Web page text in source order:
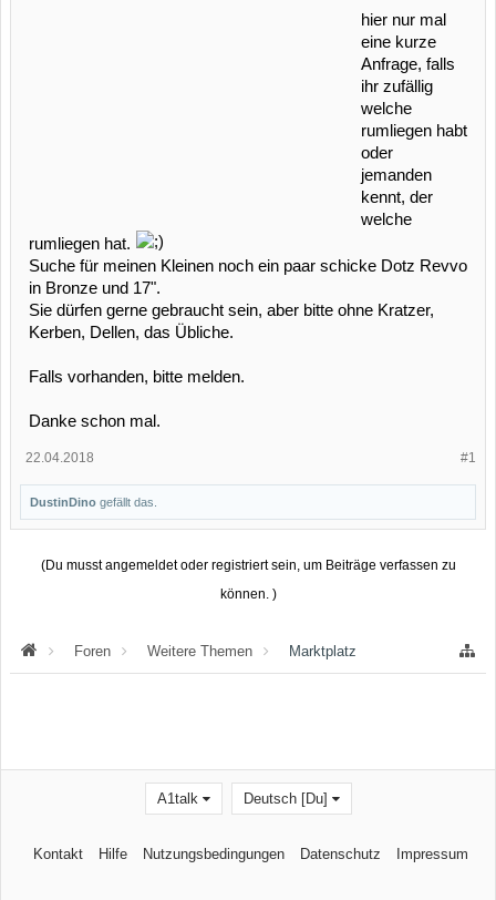
hier nur mal
eine kurze
Anfrage, falls
ihr zufällig
welche
rumliegen habt
oder
jemanden
kennt, der
welche
rumliegen hat.
Suche für meinen Kleinen noch ein paar schicke Dotz Revvo
in Bronze und 17".
Sie dürfen gerne gebraucht sein, aber bitte ohne Kratzer,
Kerben, Dellen, das Übliche.
Falls vorhanden, bitte melden.
Danke schon mal.
#1
22.04.2018
DustinDino gefällt das.
(Du musst angemeldet oder registriert sein, um Beiträge verfassen zu
können. )
Foren Weitere Themen Marktplatz
A1talk Deutsch [Du]
Kontakt Hilfe Nutzungsbedingungen Datenschutz Impressum